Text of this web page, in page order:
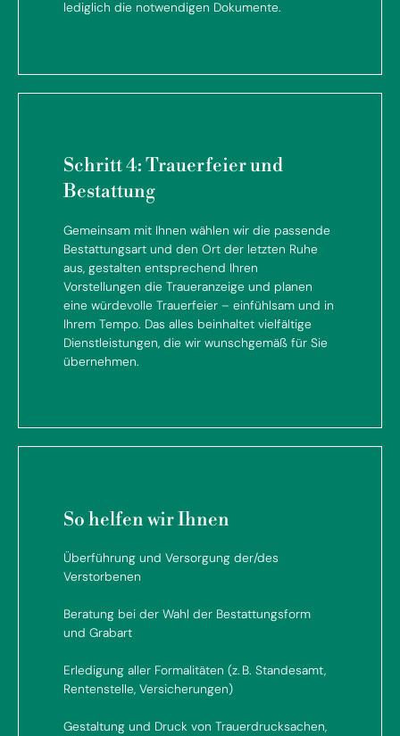
lediglich die notwendigen Dokumente.
Schritt 4: Trauerfeier und
Bestattung
Gemeinsam mit Ihnen wählen wir die passende
Bestattungsart und den Ort der letzten Ruhe
aus, gestalten entsprechend Ihren
Vorstellungen die Traueranzeige und planen
eine würdevolle Trauerfeier – einfühlsam und in
Ihrem Tempo. Das alles beinhaltet vielfältige
Dienstleistungen, die wir wunschgemäß für Sie
übernehmen.
So helfen wir Ihnen
Überführung und Versorgung der/des
Verstorbenen
Beratung bei der Wahl der Bestattungsform
und Grabart
Erledigung aller Formalitäten (z. B. Standesamt,
Rentenstelle, Versicherungen)
Gestaltung und Druck von Trauerdrucksachen,